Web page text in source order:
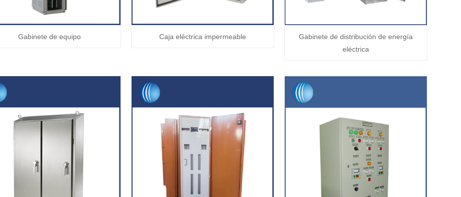
Gabinete de equipo Caja eléctrica impermeable
Gabinete de distribución de energía
eléctrica